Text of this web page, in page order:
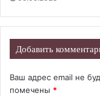
Добавить
Ваш адрес email не
помечены *